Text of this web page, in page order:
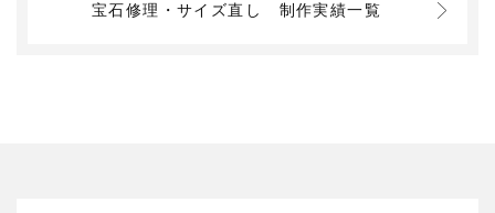
宝石修理・サイズ直し 制作実績一覧